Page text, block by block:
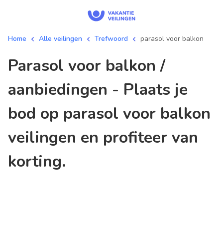
Home Alle veilingen Trefwoord parasol voor balkon
parasol voor balkon /
aanbiedingen - Plaats je
bod op parasol voor balkon
veilingen en profiteer van
korting.